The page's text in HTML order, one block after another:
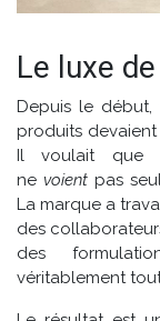
Le luxe
Depuis le début,
produits
Il voulait que
ne voientpas
La marque a
des
des
véritablement